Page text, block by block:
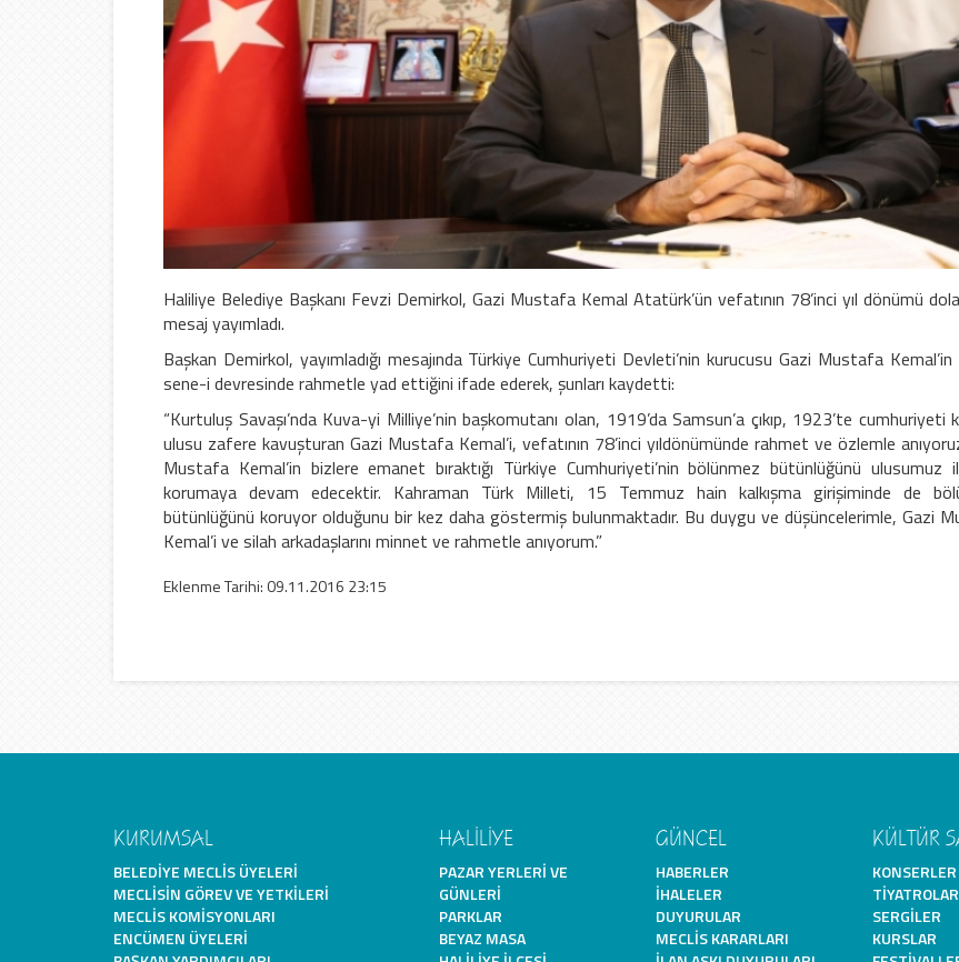
Haliliye Belediye Başkanı Fevzi Demirkol, Gazi Mustafa Kemal Atatürk’ün vefatının 78’inci yıl dönümü
mesaj yayımladı.
Başkan Demirkol, yayımladığı mesajında Türkiye Cumhuriyeti Devleti’nin kurucusu Gazi Mustafa Kemal’in
sene-i devresinde rahmetle yad ettiğini ifade ederek, şunları kaydetti:
“Kurtuluş Savaşı’nda Kuva-yi Milliye’nin başkomutanı olan, 1919’da Samsun’a çıkıp, 1923’te cumhuriyeti
ulusu zafere kavuşturan Gazi Mustafa Kemal’i, vefatının 78’inci yıldönümünde rahmet ve özlemle
Mustafa Kemal’in bizlere emanet bıraktığı Türkiye Cumhuriyeti’nin bölünmez bütünlüğünü ulusumuz
korumaya devam edecektir. Kahraman Türk Milleti, 15 Temmuz hain kalkışma girişiminde de
bütünlüğünü koruyor olduğunu bir kez daha göstermiş bulunmaktadır. Bu duygu ve düşüncelerimle, Gazi
Kemal’i ve silah arkadaşlarını minnet ve rahmetle anıyorum.”
Eklenme Tarihi: 09.11.2016 23:15
KURUMSAL
BELEDIYE MECLIS ÜYELERI
MECLISIN GÖREV VE YETKILERI
MECLIS KOMISYONLARI
ENCÜMEN ÜYELERI
HALİLİYE
PAZAR YERLERI VE
GÜNLERI
PARKLAR
BEYAZ MASA
GÜNCEL
HABERLER
İHALELER
DUYURULAR
MECLIS KARARLARI
KÜLTÜR
KONSERLER
TIYATROLAR
SERGILER
KURSLAR